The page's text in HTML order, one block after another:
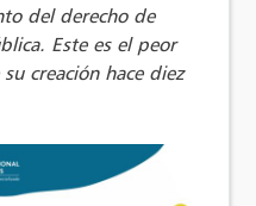
del derecho de
Este es el peor
creación hace diez